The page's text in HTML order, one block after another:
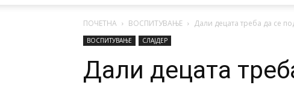
ПОЧЕТНА ВОСПИТУВАЊЕ Дали децата треба да се
ВОСПИТУВАЊЕ СЛАЈДЕР
Дали децата